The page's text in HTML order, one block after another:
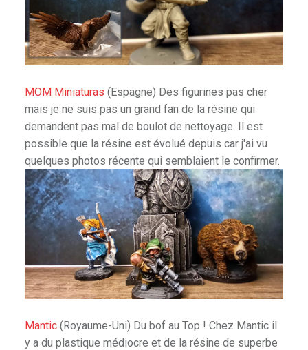
MOM Miniaturas (Espagne) Des figurines pas cher
mais je ne suis pas un grand fan de la résine qui
demandent pas mal de boulot de nettoyage. Il est
possible que la résine est évolué depuis car j'ai vu
quelques photos récente qui semblaient le confirmer.
Mantic(Royaume-Uni) Du bof au Top ! Chez Mantic il
y a du plastique médiocre et de la résine de superbe